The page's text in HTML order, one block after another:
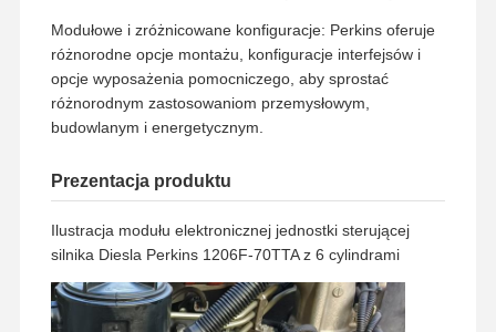
Strona
Główna
Produkty Pokaz VR O Nas
Modułowe i zróżnicowane konfiguracje: Perkins oferuje
różnorodne opcje montażu, konfiguracje interfejsów i
opcje wyposażenia pomocniczego, aby sprostać
różnorodnym zastosowaniom przemysłowym,
budowlanym i energetycznym.
Prezentacja produktu
Ilustracja modułu elektronicznej jednostki sterującej
silnika Diesla Perkins 1206F-70TTA z 6 cylindrami